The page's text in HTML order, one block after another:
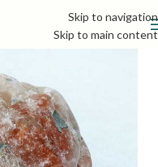
Skip to navigation
Skip to main content